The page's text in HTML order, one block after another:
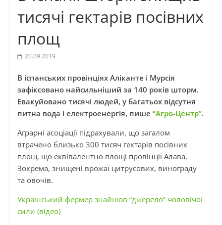
тисячі гектарів посівних
площ
20.09.2019
В іспанських провінціях Аліканте і Мурсія
зафіксовано найсильніший за 140 років шторм.
Евакуйовано тисячі людей, у багатьох відсутня
питна вода і електроенергія, пише “Агро-Центр”.
Аграрні асоціації підрахували, що загалом
втрачено близько 300 тисяч гектарів посівних
площ, що еквівалентно площі провінції Алава.
Зокрема, знищені врожаї цитрусових, винограду
та овочів.
Український фермер знайшов “джерело” чоловічої
сили (відео)